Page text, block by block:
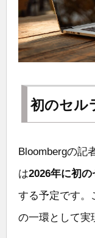
初のセル
Bloombergの記
は2026年に初
する予定です。
の一環として実